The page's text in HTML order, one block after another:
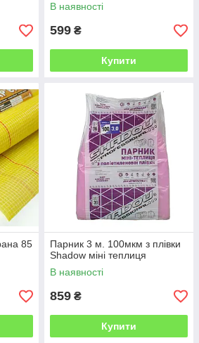
В наявності
599 ₴
Купити
85
Парник 3 м. 100мкм з плівки
Shadow міні теплиця
В наявності
859 ₴
Купити